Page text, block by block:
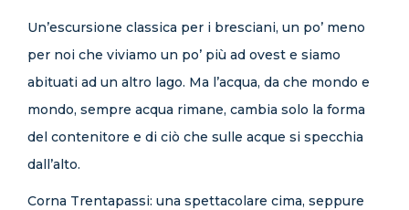
Un’escursione classica per i bresciani, un po’ meno
per noi che viviamo un po’ più ad ovest e siamo
abituati ad un altro lago. Ma l’acqua, da che mondo e
mondo, sempre acqua rimane, cambia solo la forma
del contenitore e di ciò che sulle acque si specchia
dall’alto.
Corna Trentapassi: una spettacolare cima, seppure